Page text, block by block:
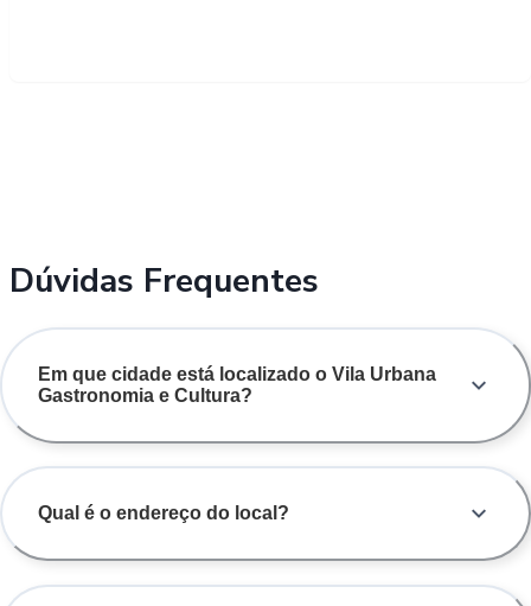
Dúvidas Frequentes
Em que cidade está localizado o Vila Urbana
Gastronomia e Cultura?
Qual é o endereço do local?